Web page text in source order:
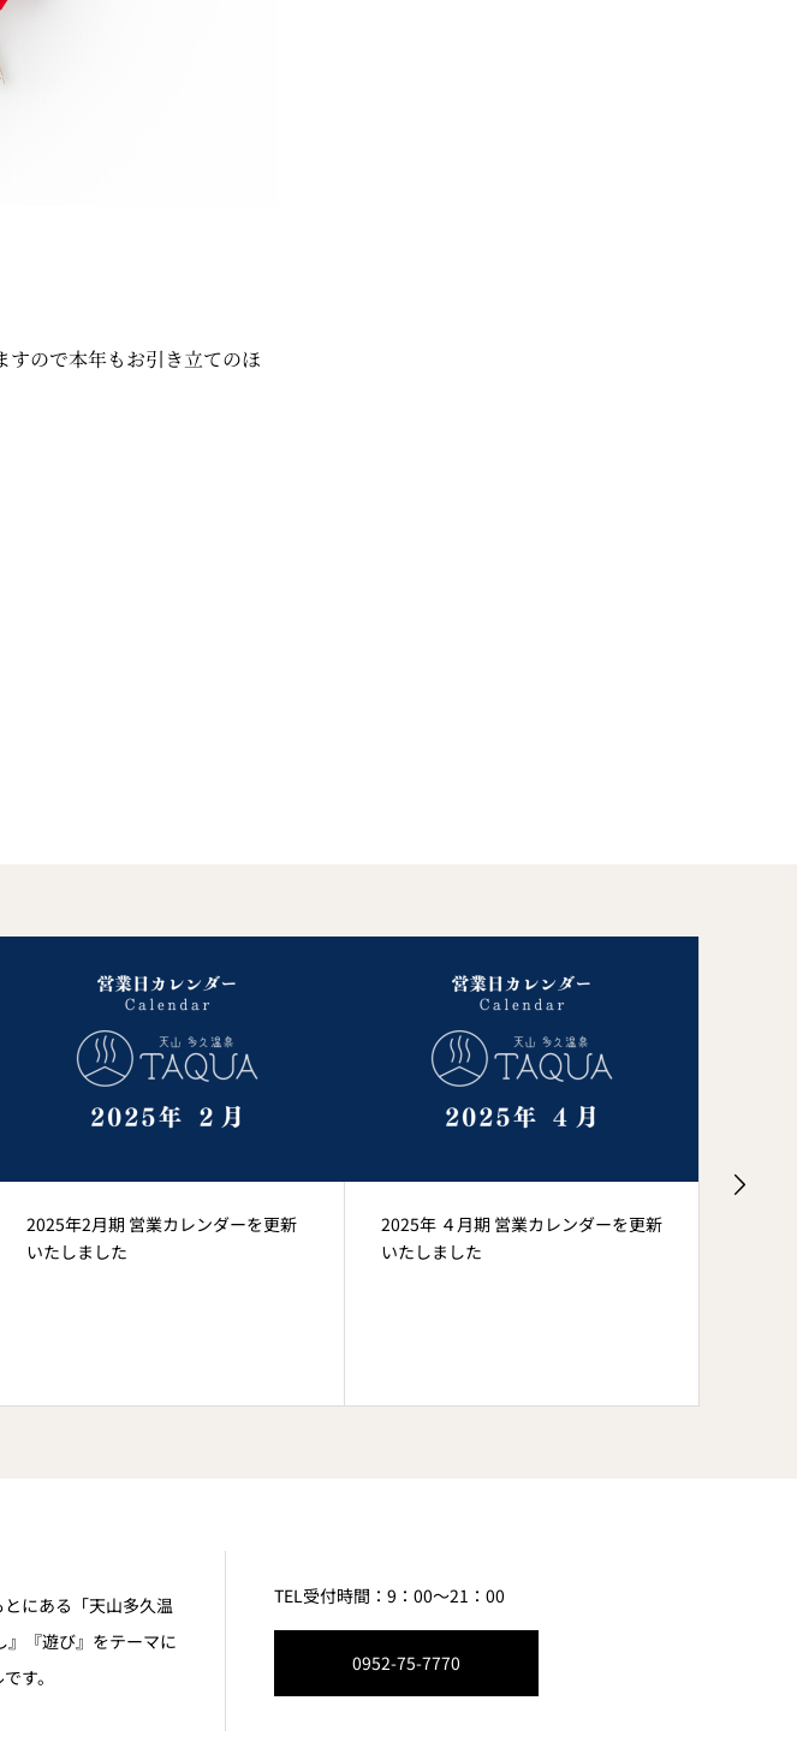
すので本年もお引き立てのほ
2025年2月期 営業カレンダーを更新
いたしました
2025年 ４月期 営業カレンダーを更新
いたしました
にある「天山多久温
』『遊び』をテーマに
す。
TEL受付時間：9：00～21：00
0952-75-7770